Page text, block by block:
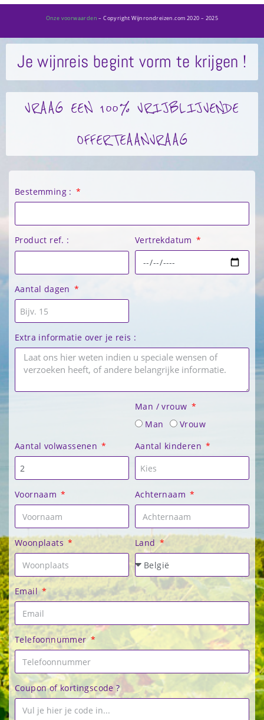
Onze voorwaarden – Copyright Wijnrondreizen.com 2020 – 2025
Je wijnreis begint vorm te krijgen !
VRAAG EEN 100% VRIJBLIJVENDE
OFFERTEAANVRAAG
Bestemming :
Product ref. : Vertrekdatum
Aantal dagen
Extra informatie over je reis :
Man / vrouw
Man
Vrouw
Aantal volwassenen
Aantal kinderen
Voornaam Achternaam
Woonplaats Land
Email
Telefoonnummer
Coupon of kortingscode ?